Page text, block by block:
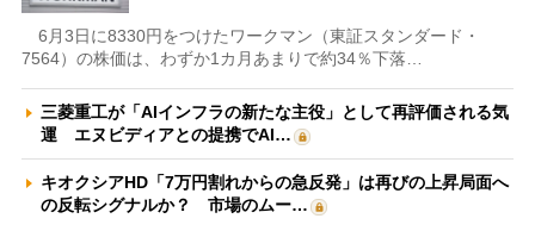
6月3日に8330円をつけたワークマン（東証スタンダード・
7564）の株価は、わずか1カ月あまりで約34％下落…
三菱重工が「AIインフラの新たな主役」として再評価される気
運 エヌビディアとの提携でAI…
キオクシアHD「7万円割れからの急反発」は再びの上昇局面へ
の反転シグナルか？ 市場のムー…